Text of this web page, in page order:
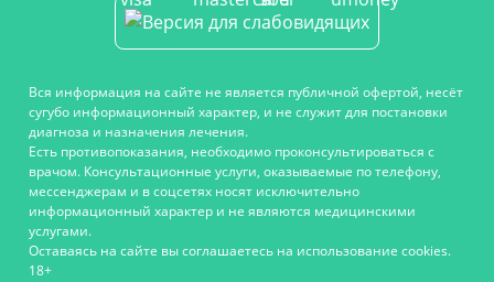
Вся информация на сайте не является публичной офертой, несёт
сугубо информационный характер, и не служит для постановки
диагноза и назначения лечения.
Есть противопоказания, необходимо проконсультироваться с
врачом. Консультационные услуги, оказываемые по телефону,
мессенджерам и в соцсетях носят исключительно
информационный характер и не являются медицинскими
услугами.
Оставаясь на сайте вы соглашаетесь на использование cookies.
18+